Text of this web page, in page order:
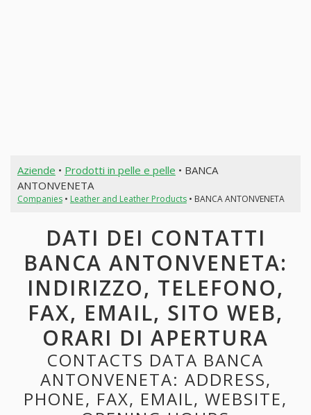
Aziende • Prodotti in pelle e pelle • BANCA
ANTONVENETA
Companies• Leather and Leather Products• BANCA ANTONVENETA
DATI DEI CONTATTI
BANCA ANTONVENETA:
INDIRIZZO, TELEFONO,
FAX, EMAIL, SITO WEB,
ORARI DI APERTURA
CONTACTS DATA BANCA
ANTONVENETA: ADDRESS,
PHONE, FAX, EMAIL, WEBSITE,